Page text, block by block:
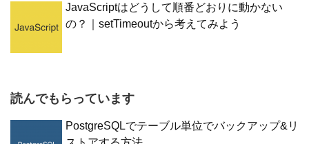
JavaScriptはどうして順番どおりに動かない
の？｜setTimeoutから考えてみよう
読んでもらっています
PostgreSQLでテーブル単位でバックアップ&リ